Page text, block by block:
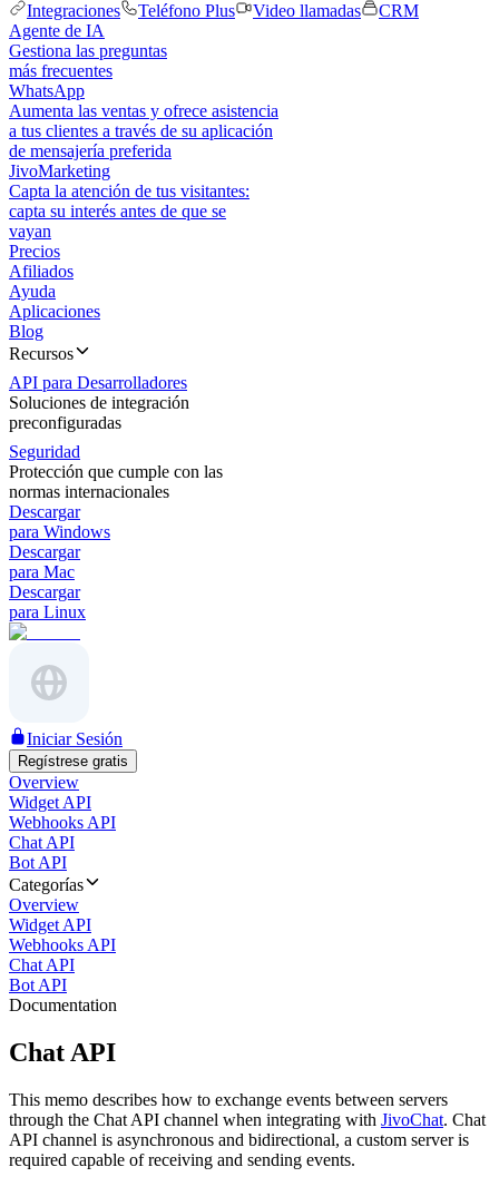
Integraciones
Teléfono Plus Video llamadas
CRM
Agente de IA
Gestiona las preguntas
más frecuentes
WhatsApp
Aumenta las ventas y ofrece asistencia
a tus clientes a través de su aplicación
de mensajería preferida
JivoMarketing
Capta la atención de tus visitantes:
capta su interés antes de que se
vayan
Precios
Afiliados
Ayuda
Aplicaciones
Blog
Recursos
API para Desarrolladores
Soluciones de integración
preconfiguradas
Seguridad
Protección que cumple con las
normas internacionales
Descargar
para Windows
Descargar
para Mac
Descargar
para Linux
Iniciar Sesión
Regístrese gratis
Overview
Widget API
Webhooks API
Chat API
Bot API
Categorías
Overview
Widget API
Webhooks API
Chat API
Bot API
Documentation
Chat API
This memo describes how to exchange events between servers
through the Chat API channel when integrating with JivoChat. Chat
API channel is asynchronous and bidirectional, a custom server is
required capable of receiving and sending events.